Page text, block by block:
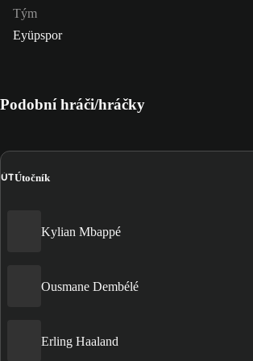
Tým
Eyüpspor
Podobní hráči/hráčky
ÚTÚtočník
Kylian Mbappé
Ousmane Dembélé
Erling Haaland